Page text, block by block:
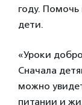
году.
дети.
«Уроки
Сначала
можно
питании и